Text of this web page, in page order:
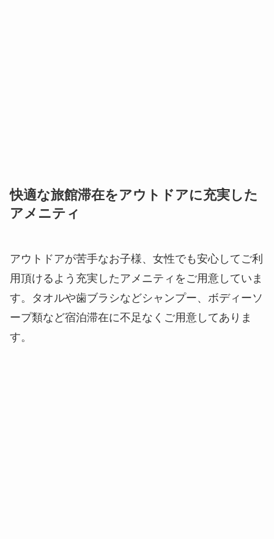
快適な旅館滞在をアウトドアに充実した
アメニティ
アウトドアが苦手なお子様、女性でも安心してご利
用頂けるよう充実したアメニティをご用意していま
す。タオルや歯ブラシなどシャンプー、ボディーソ
ープ類など宿泊滞在に不足なくご用意してありま
す。